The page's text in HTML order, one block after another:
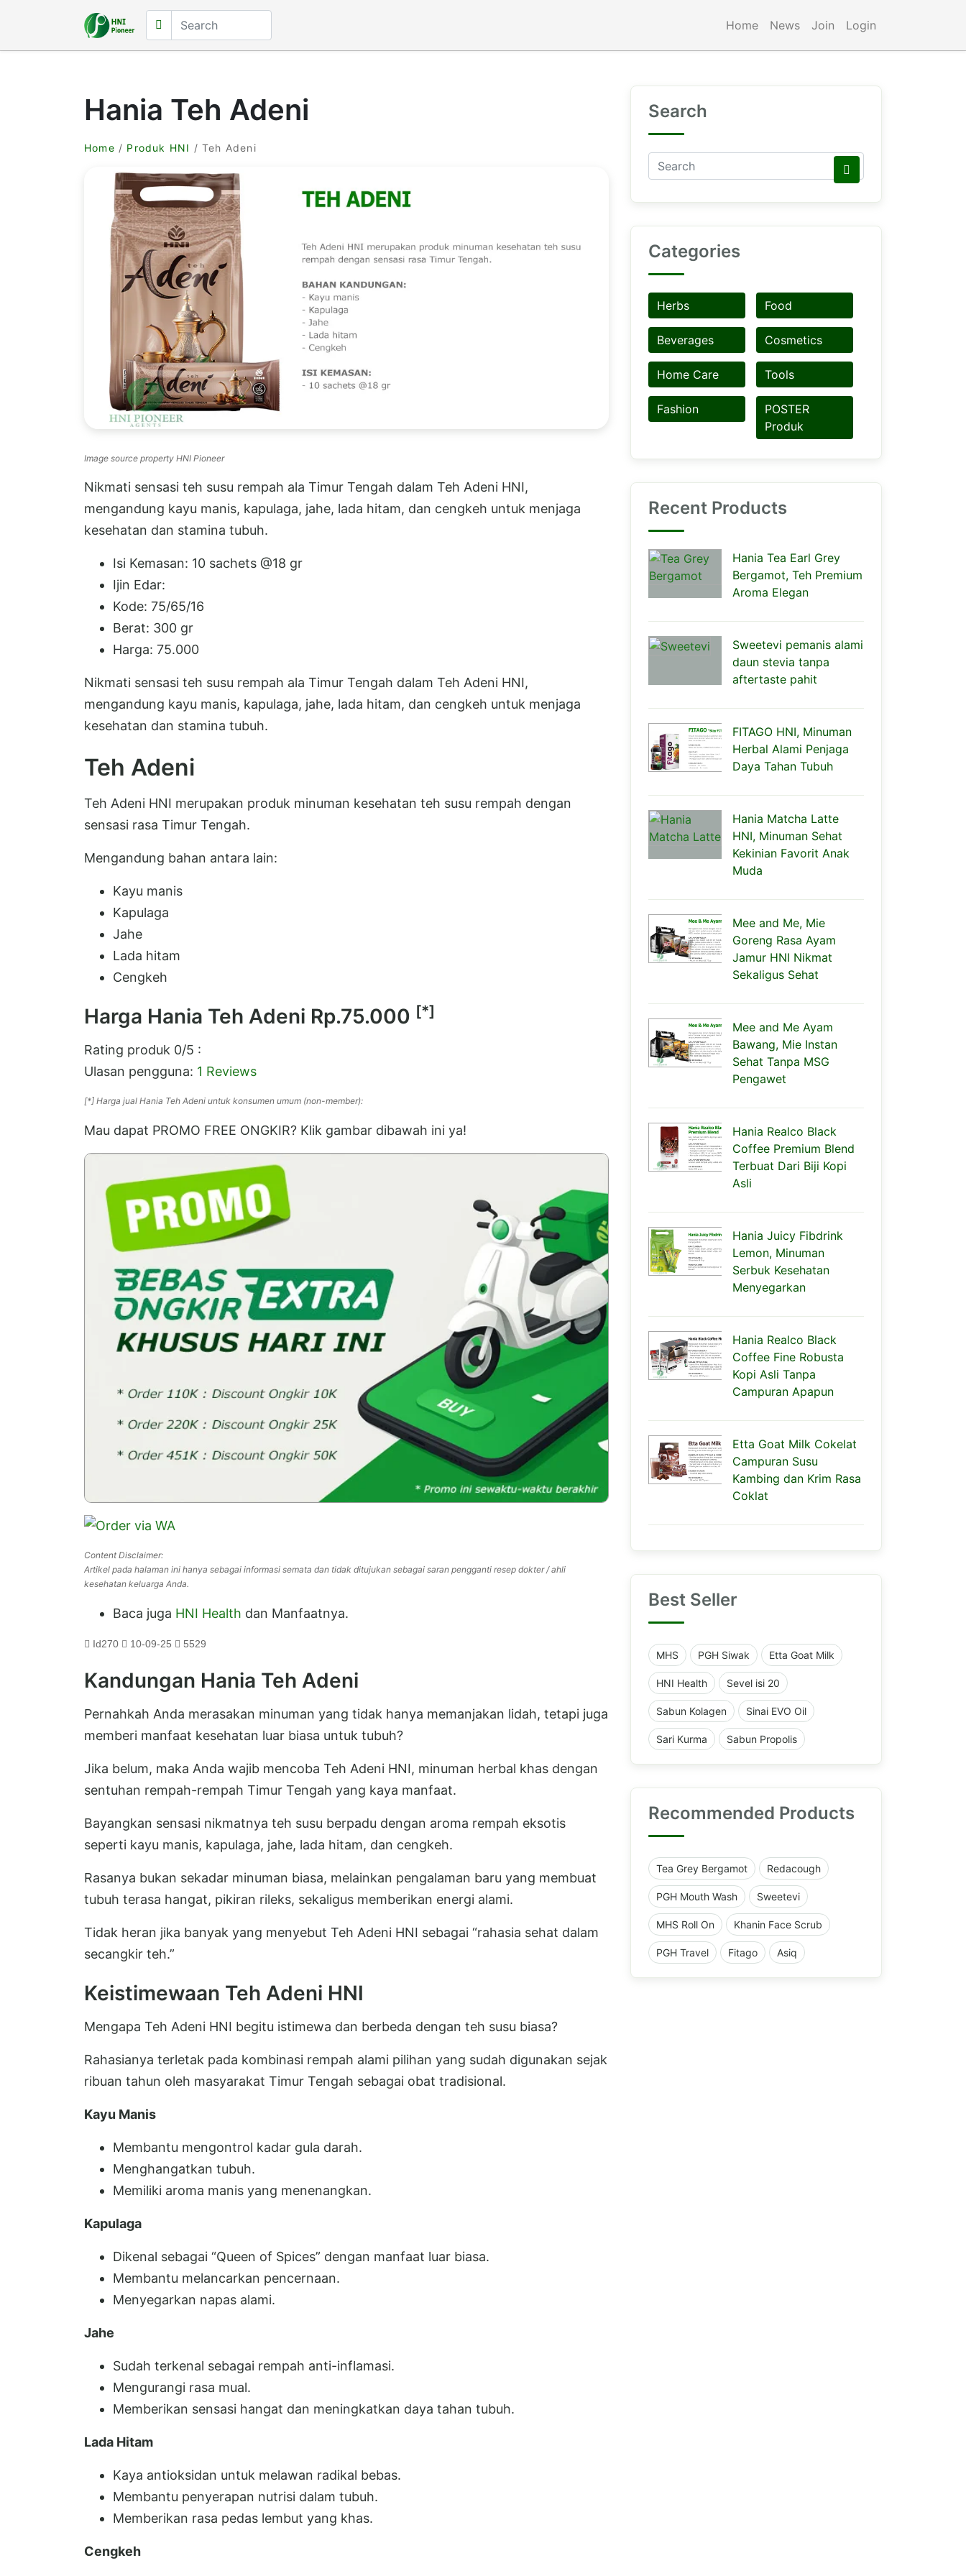
Home News Join Login
Hania Teh Adeni
Home / Produk HNI / Teh Adeni
Image source property HNI Pioneer
Nikmati sensasi teh susu rempah ala Timur Tengah dalam Teh Adeni HNI,
mengandung kayu manis, kapulaga, jahe, lada hitam, dan cengkeh untuk menjaga
kesehatan dan stamina tubuh.
Isi Kemasan: 10 sachets @18 gr
Ijin Edar:
Kode: 75/65/16
Berat: 300 gr
Harga: 75.000
Nikmati sensasi teh susu rempah ala Timur Tengah dalam Teh Adeni HNI,
mengandung kayu manis, kapulaga, jahe, lada hitam, dan cengkeh untuk menjaga
kesehatan dan stamina tubuh.
Teh Adeni
Teh Adeni HNI merupakan produk minuman kesehatan teh susu rempah dengan
sensasi rasa Timur Tengah.
Mengandung bahan antara lain:
Kayu manis
Kapulaga
Jahe
Lada hitam
Cengkeh
Harga Hania Teh Adeni Rp.75.000 [*]
Rating produk 0/5 :
Ulasan pengguna: 1 Reviews
[*] Harga jual Hania Teh Adeni untuk konsumen umum (non-member):
Mau dapat PROMO FREE ONGKIR? Klik gambar dibawah ini ya!
Content Disclaimer:
Artikel pada halaman ini hanya sebagai informasi semata dan tidak ditujukan sebagai saran pengganti resep dokter / ahli
kesehatan keluarga Anda.
Baca juga HNI Health dan Manfaatnya.
Id270 10-09-25 5529
Kandungan Hania Teh Adeni
Pernahkah Anda merasakan minuman yang tidak hanya memanjakan lidah, tetapi juga
memberi manfaat kesehatan luar biasa untuk tubuh?
Jika belum, maka Anda wajib mencoba Teh Adeni HNI, minuman herbal khas dengan
sentuhan rempah-rempah Timur Tengah yang kaya manfaat.
Bayangkan sensasi nikmatnya teh susu berpadu dengan aroma rempah eksotis
seperti kayu manis, kapulaga, jahe, lada hitam, dan cengkeh.
Rasanya bukan sekadar minuman biasa, melainkan pengalaman baru yang membuat
tubuh terasa hangat, pikiran rileks, sekaligus memberikan energi alami.
Tidak heran jika banyak yang menyebut Teh Adeni HNI sebagai “rahasia sehat dalam
secangkir teh.”
Keistimewaan Teh Adeni HNI
Mengapa Teh Adeni HNI begitu istimewa dan berbeda dengan teh susu biasa?
Rahasianya terletak pada kombinasi rempah alami pilihan yang sudah digunakan sejak
ribuan tahun oleh masyarakat Timur Tengah sebagai obat tradisional.
Kayu Manis
Membantu mengontrol kadar gula darah.
Menghangatkan tubuh.
Memiliki aroma manis yang menenangkan.
Kapulaga
Dikenal sebagai “Queen of Spices” dengan manfaat luar biasa.
Membantu melancarkan pencernaan.
Menyegarkan napas alami.
Jahe
Sudah terkenal sebagai rempah anti-inflamasi.
Mengurangi rasa mual.
Memberikan sensasi hangat dan meningkatkan daya tahan tubuh.
Lada Hitam
Kaya antioksidan untuk melawan radikal bebas.
Membantu penyerapan nutrisi dalam tubuh.
Memberikan rasa pedas lembut yang khas.
Cengkeh
Search
Categories
Herbs Food
Beverages Cosmetics
Home Care Tools
Fashion
POSTER
Produk
Recent Products
Hania Tea Earl Grey
Bergamot, Teh Premium
Aroma Elegan
Sweetevi pemanis alami
daun stevia tanpa
aftertaste pahit
FITAGO HNI, Minuman
Herbal Alami Penjaga
Daya Tahan Tubuh
Hania Matcha Latte
HNI, Minuman Sehat
Kekinian Favorit Anak
Muda
Mee and Me, Mie
Goreng Rasa Ayam
Jamur HNI Nikmat
Sekaligus Sehat
Mee and Me Ayam
Bawang, Mie Instan
Sehat Tanpa MSG
Pengawet
Hania Realco Black
Coffee Premium Blend
Terbuat Dari Biji Kopi
Asli
Hania Juicy Fibdrink
Lemon, Minuman
Serbuk Kesehatan
Menyegarkan
Hania Realco Black
Coffee Fine Robusta
Kopi Asli Tanpa
Campuran Apapun
Etta Goat Milk Cokelat
Campuran Susu
Kambing dan Krim Rasa
Coklat
Best Seller
MHS PGH Siwak Etta Goat Milk
HNI Health Sevel isi 20
Sabun Kolagen Sinai EVO Oil
Sari Kurma Sabun Propolis
Recommended Products
Tea Grey Bergamot Redacough
PGH Mouth Wash Sweetevi
MHS Roll On Khanin Face Scrub
PGH Travel Fitago Asiq